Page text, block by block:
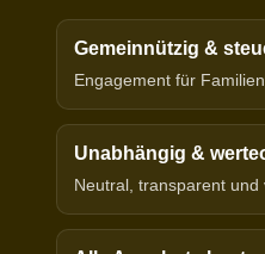
Gemeinnützig &
Engagement für
Unabhängig &
Neutral, transparent und